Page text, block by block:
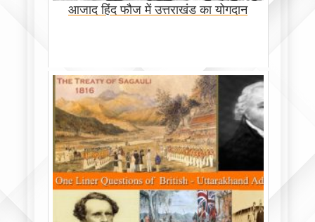
आजाद हिंद फौज में उत्तराखंड का योगदान